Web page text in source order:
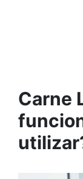
Carne